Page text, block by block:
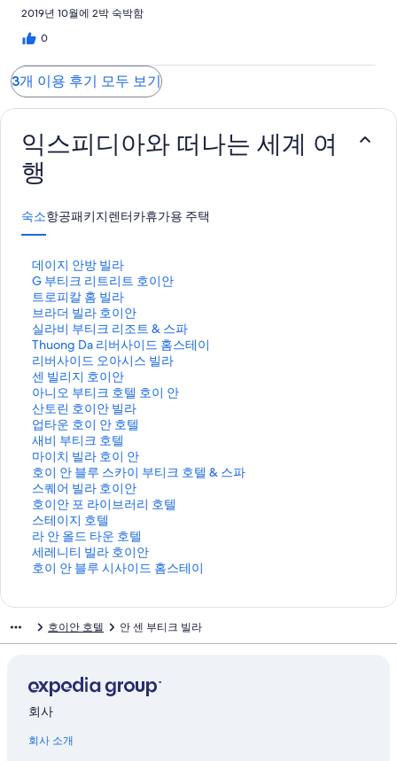
2019년 10월에 2박 숙박함
0
3개 이용 후기 모두 보기
익스피디아와 떠나는 세계 여
행
숙소항공패키지렌터카휴가용 주택
데이지 안방 빌라
데
이
지
안
방
빌
라
페
이
지
를
여
는
링
크
G 부티크 리트리트 호이안
G
부
티
크
리
트
리
트
호
이
안
페
이
지
를
여
는
링
크
트로피칼 홈 빌라
트
로
피
칼
홈
빌
라
페
이
지
를
여
는
링
크
브라더 빌라 호이안
브
라
더
빌
라
호
이
안
페
이
지
를
여
는
링
크
실라비 부티크 리조트 & 스파
실
라
비
부
티
크
리
조
트
&
스
파
페
이
지
를
크
Thuong Da 리버사이드 홈스테이
T
h
u
o
n
g
D
a
리
버
사
이
드
홈
스
이
지
여
는
링
리버사이드 오아시스 빌라
리
버
사
이
드
오
아
시
스
빌
라
페
이
지
링
크
센 빌리지 호이안
센
빌
리
지
호
이
안
페
이
지
를
여
는
아니오 부티크 호텔 호이 안
아
니
오
부
티
크
호
텔
호
이
안
페
여
는
크
산토린 호이안 빌라
산
토
린
호
이
안
빌
라
페
이
지
링
크
업타운 호이 안 호텔
업
타
운
호
이
안
호
텔
페
이
는
링
새비 부티크 호텔
새
비
부
티
크
호
텔
페
이
는
링
마이치 빌라 호이 안
마
이
치
빌
라
호
이
안
를
여
링
크
호이 안 블루 스카이 부티크 호텔 & 스파
호
이
안
블
루
스
카
크
호
&
스
파
이
스퀘어 빌라 호이안
스
퀘
어
빌
라
호
이
지
여
는
링
호이안 포 라이브러리 호텔
호
이
안
포
라
리
호
페
이
지
여
스테이지 호텔
스
테
이
지
이
지
여
는
링
라 안 올드 타운 호텔
라
안
올
호
텔
이
지
를
는
세레니티 빌라 호이안
세
레
라
호
안
페
이
를
호이 안 블루 시사이드 홈스테이
호
루
시
이
드
홈
테
호이안 호텔 안 센 부티크 빌라
회사
회사 소개